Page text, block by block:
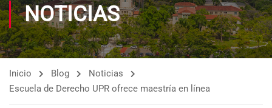
NOTICIAS
Inicio Blog
Noticias
Escuela de Derecho UPR ofrece maestría en línea